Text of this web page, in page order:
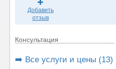
Добавить
отзыв
Консультация
➡️ Все услуги и цены (13)